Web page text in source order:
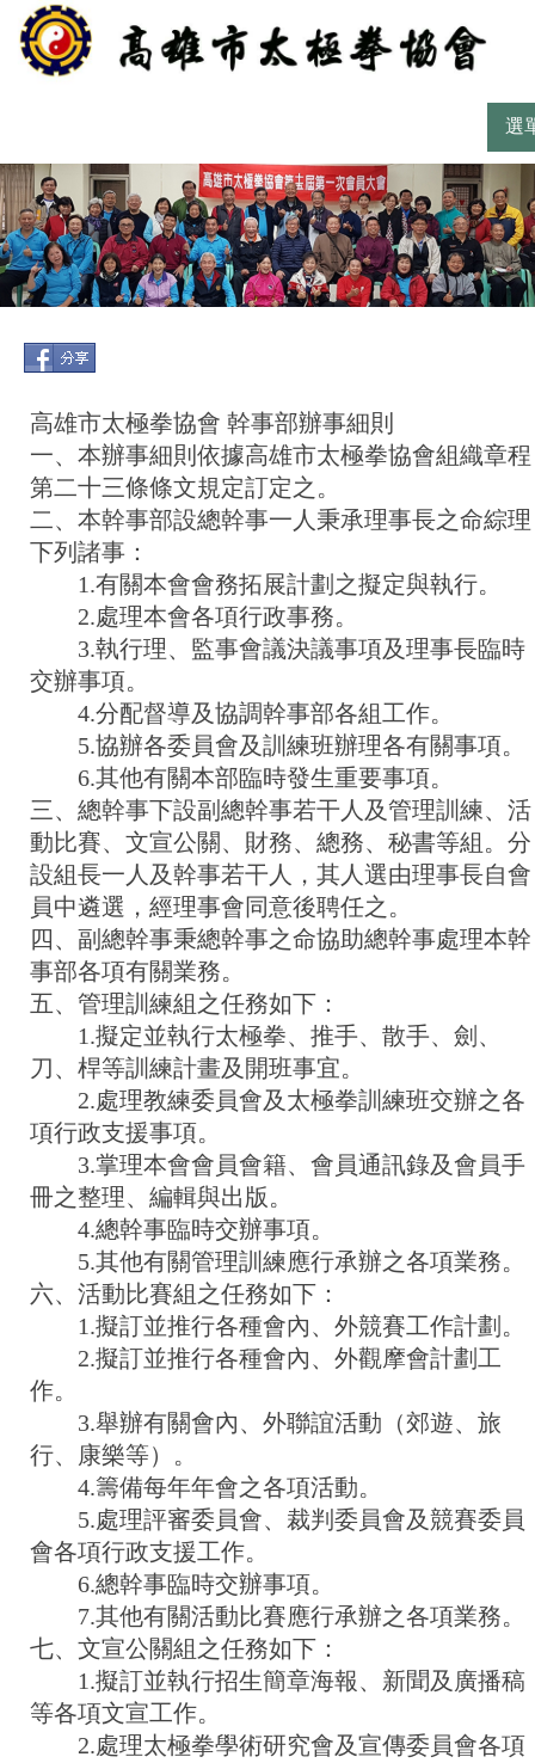
選
高雄市太極拳協會 幹事部辦事細則
一、本辦事細則依據高雄市太極拳協會組織章程
第二十三條條文規定訂定之。
二、本幹事部設總幹事一人秉承理事長之命綜理
下列諸事：
1.有關本會會務拓展計劃之擬定與執行。
2.處理本會各項行政事務。
3.執行理、監事會議決議事項及理事長臨時
交辦事項。
4.分配督導及協調幹事部各組工作。
5.協辦各委員會及訓練班辦理各有關事項。
6.其他有關本部臨時發生重要事項。
三、總幹事下設副總幹事若干人及管理訓練、活
動比賽、文宣公關、財務、總務、秘書等組。分
設組長一人及幹事若干人，其人選由理事長自會
員中遴選，經理事會同意後聘任之。
四、副總幹事秉總幹事之命協助總幹事處理本幹
事部各項有關業務。
五、管理訓練組之任務如下：
1.擬定並執行太極拳、推手、散手、劍、
刀、桿等訓練計畫及開班事宜。
2.處理教練委員會及太極拳訓練班交辦之各
項行政支援事項。
3.掌理本會會員會籍、會員通訊錄及會員手
冊之整理、編輯與出版。
4.總幹事臨時交辦事項。
5.其他有關管理訓練應行承辦之各項業務。
六、活動比賽組之任務如下：
1.擬訂並推行各種會內、外競賽工作計劃。
2.擬訂並推行各種會內、外觀摩會計劃工
作。
3.舉辦有關會內、外聯誼活動（郊遊、旅
行、康樂等）。
4.籌備每年年會之各項活動。
5.處理評審委員會、裁判委員會及競賽委員
會各項行政支援工作。
6.總幹事臨時交辦事項。
7.其他有關活動比賽應行承辦之各項業務。
七、文宣公關組之任務如下：
1.擬訂並執行招生簡章海報、新聞及廣播稿
等各項文宣工作。
2.處理太極拳學術研究會及宣傳委員會各項